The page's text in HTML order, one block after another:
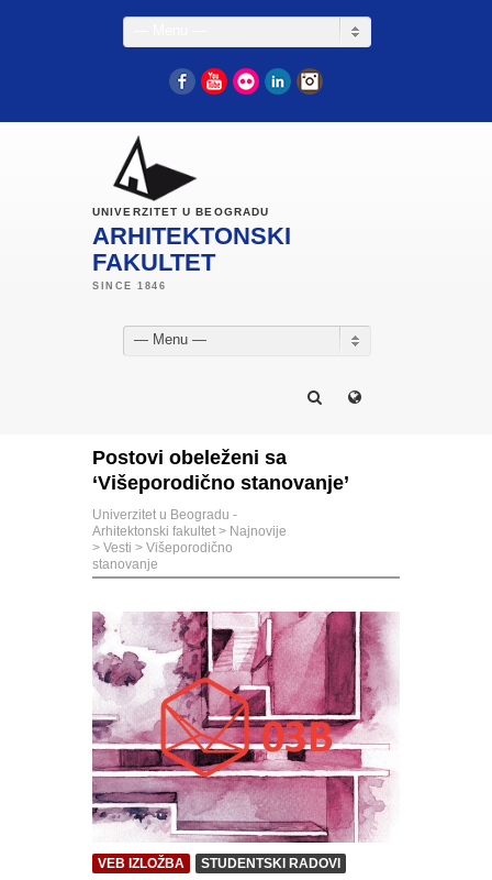
FacebookYouTube
Flickr LinkedIn
UNIVERZITET U BEOGRADU
ARHITEKTONSKI
FAKULTET
— Menu —
Postovi obeleženi sa
‘Višeporodično stanovanje’
Univerzitet u Beogradu -
Arhitektonski fakultet > Najnovije
> Vesti > Višeporodično
stanovanje
VEB IZLOŽBA STUDENTSKI RADOVI